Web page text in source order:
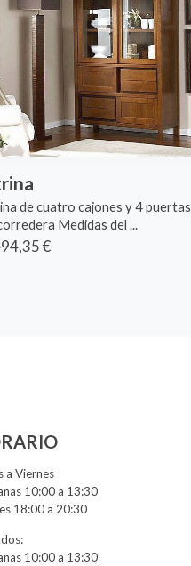
de cuatro cajones y 4 puertas
Medidas del ...
€
a Viernes
10:00 a 13:30
18:00 a 20:30
10:00 a 13:30